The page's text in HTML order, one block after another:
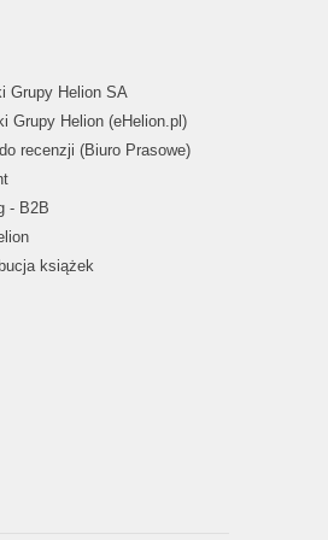
Grupy Helion SA
Grupy Helion (eHelion.pl)
recenzji (Biuro Prasowe)
- B2B
książek